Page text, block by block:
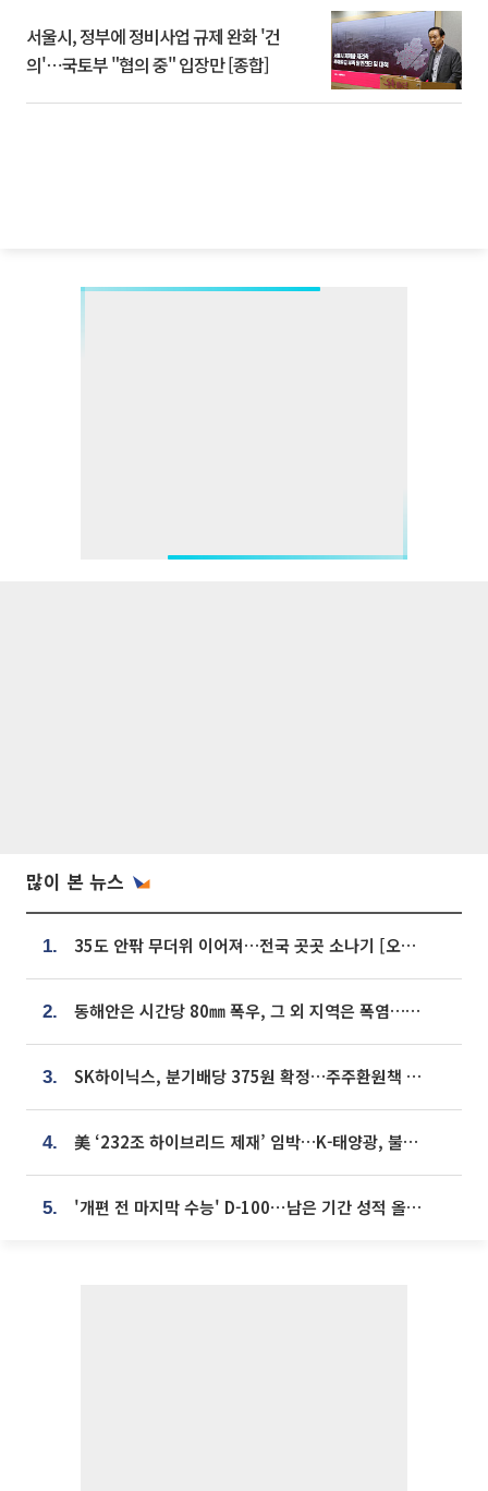
서울시, 정부에 정비사업 규제 완화 '건
의'⋯국토부 "협의 중" 입장만 [종합]
많이 본 뉴스
1. 35도 안팎 무더위 이어져…전국 곳곳 소나기 [오늘 날씨]
2. 동해안은 시간당 80㎜ 폭우, 그 외 지역은 폭염…‘극과 극 날씨’
3. SK하이닉스, 분기배당 375원 확정…주주환원책 9월로 앞당겨 발표
4. 美 ‘232조 하이브리드 제재’ 임박…K-태양광, 불확실성 털고 날개 다나
5. '개편 전 마지막 수능' D-100⋯남은 기간 성적 올릴 전략은